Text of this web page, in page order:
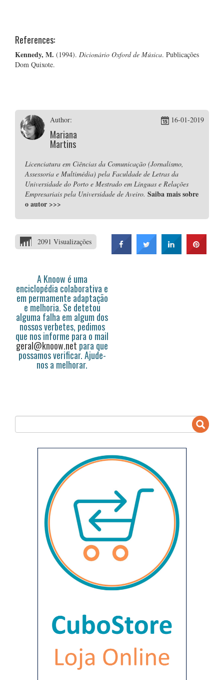
References:
Kennedy, M. (1994). Dicionário Oxford de Música. Publicações
Dom Quixote.
Author:
Mariana
Martins
16-01-2019
Licenciatura em Ciências da Comunicação (Jornalismo,
Assessoria e Multimédia) pela Faculdade de Letras da
Universidade do Porto e Mestrado em Línguas e Relações
Empresariais pela Universidade de Aveiro. Saiba mais sobre
o autor >>>
2091 Visualizações
A Knoow é uma
enciclopédia colaborativa e
em permamente adaptação
e melhoria. Se detetou
alguma falha em algum dos
nossos verbetes, pedimos
que nos informe para o mail
geral@knoow.net para que
possamos verificar. Ajude-
nos a melhorar.